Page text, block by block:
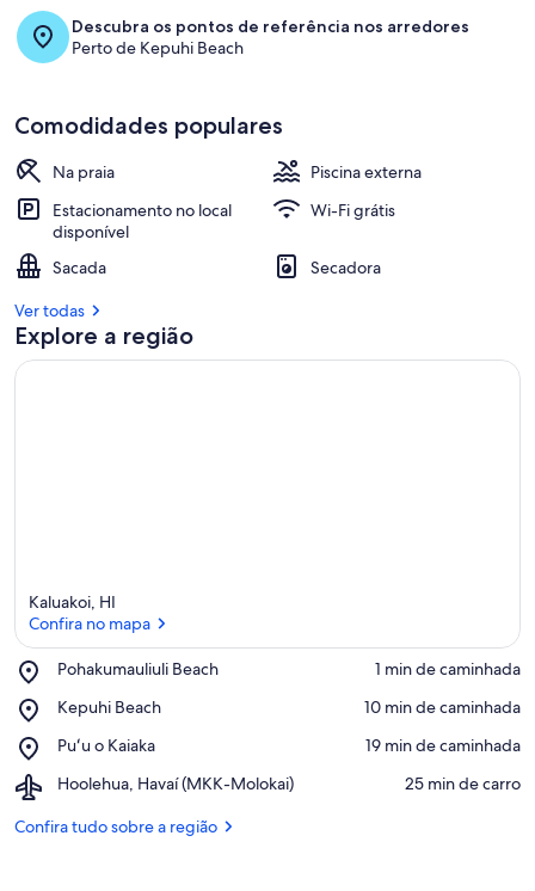
Descubra os pontos de referência nos arredores
Perto de Kepuhi Beach
Comodidades populares
Na praia
Piscina externa
Estacionamento no local
disponível
Wi-Fi grátis
Sacada
Secadora
Ver todas
Explore a região
Kaluakoi, HI
Confira no mapa
Pohakumauliuli Beach
Place,
Beach
‪1 min de caminhada‬
Kepuhi Beach
Place,
Beach
‪10 min de caminhada‬
Puʻu o Kaiaka
Place,
o
‪19 min de caminhada‬
Hoolehua, Havaí (MKK-Molokai)
Airport,
Havaí
‪25 min de carro‬
Confira tudo sobre a região